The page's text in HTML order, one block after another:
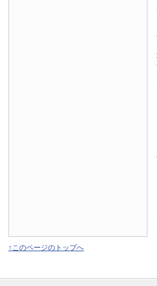
↑このページのトップへ